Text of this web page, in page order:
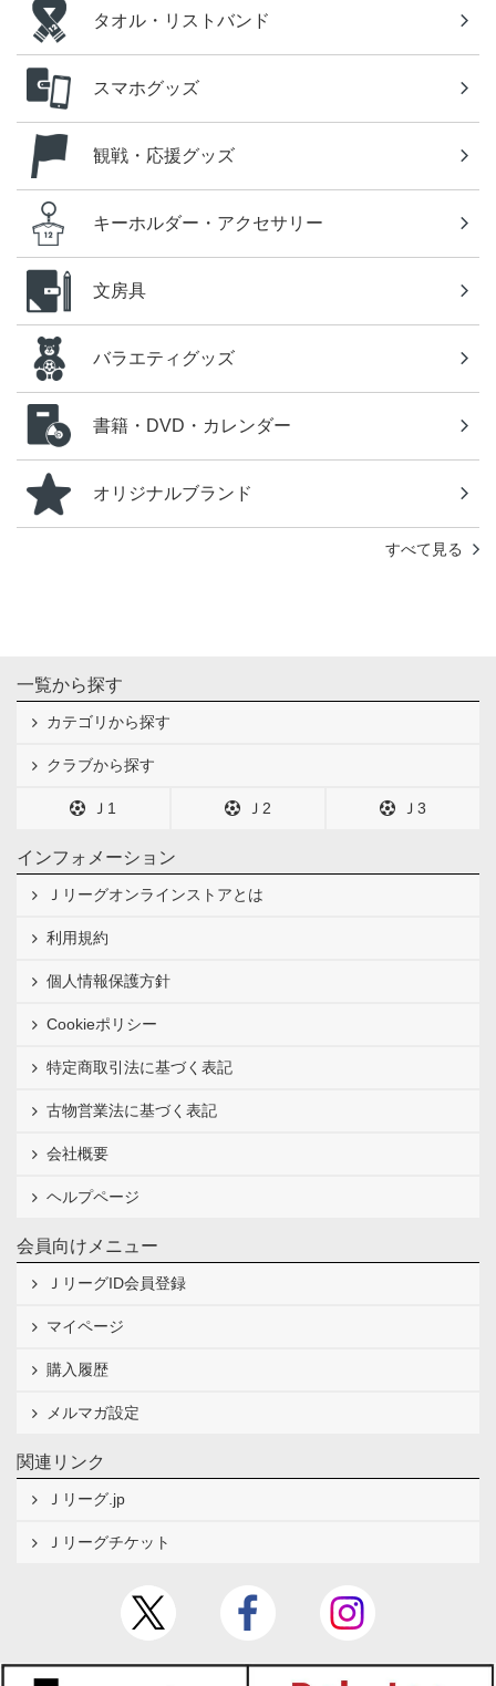
タオル・リストバンド
スマホグッズ
観戦・応援グッズ
キーホルダー・アクセサリー
文房具
バラエティグッズ
書籍・DVD・カレンダー
オリジナルブランド
すべて見る
一覧から探す
カテゴリから探す
クラブから探す
Ｊ1 Ｊ2 Ｊ3
インフォメーション
Ｊリーグオンラインストアとは
利用規約
個人情報保護方針
Cookieポリシー
特定商取引法に基づく表記
古物営業法に基づく表記
会社概要
ヘルプページ
会員向けメニュー
ＪリーグID会員登録
マイページ
購入履歴
メルマガ設定
関連リンク
Ｊリーグ.jp
Ｊリーグチケット